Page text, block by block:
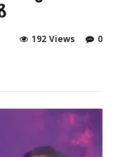
0
192 Views